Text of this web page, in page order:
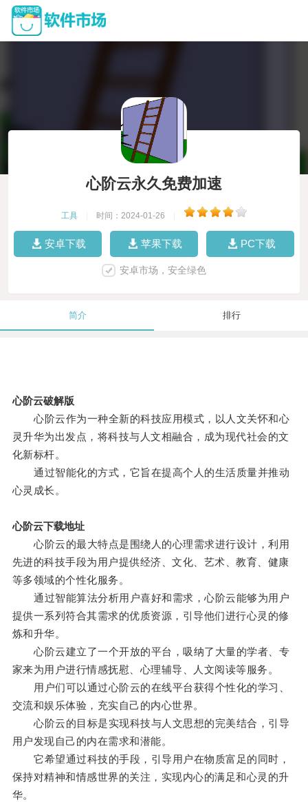
心阶云永久免费加速
工具 时间：2024-01-26
安卓下载 苹果下载 PC下载
安卓市场，安全绿色
简介 排行
心阶云破解版
心阶云作为一种全新的科技应用模式，以人文关怀和心
灵升华为出发点，将科技与人文相融合，成为现代社会的文
化新标杆。
通过智能化的方式，它旨在提高个人的生活质量并推动
心灵成长。
心阶云下载地址
心阶云的最大特点是围绕人的心理需求进行设计，利用
先进的科技手段为用户提供经济、文化、艺术、教育、健康
等多领域的个性化服务。
通过智能算法分析用户喜好和需求，心阶云能够为用户
提供一系列符合其需求的优质资源，引导他们进行心灵的修
炼和升华。
心阶云建立了一个开放的平台，吸纳了大量的学者、专
家来为用户进行情感抚慰、心理辅导、人文阅读等服务。
用户们可以通过心阶云的在线平台获得个性化的学习、
交流和娱乐体验，充实自己的内心世界。
心阶云的目标是实现科技与人文思想的完美结合，引导
用户发现自己的内在需求和潜能。
它希望通过科技的手段，引导用户在物质富足的同时，
保持对精神和情感世界的关注，实现内心的满足和心灵的升
华。